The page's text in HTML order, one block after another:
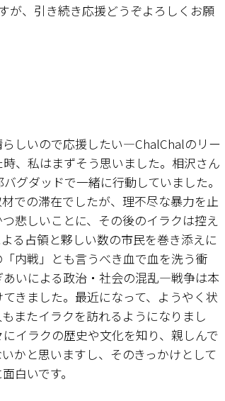
が、引き続き応援どうぞよろしくお願
しいので応援したい―ChalChalのリー
、私はまずそう思いました。相沢さん
グダッドで一緒に行動していました。
での滞在でしたが、理不尽な暴力を止
悲しいことに、その後のイラクは控え
る占領と夥しい数の市民を巻き添えに
内戦」とも言うべき血で血を洗う衝
いによる政治・社会の混乱―戦争は本
きました。最近になって、ようやく状
またイラクを訪れるようになりまし
イラクの歴史や文化を知り、親しんで
かと思いますし、そのきっかけとして
白いです。